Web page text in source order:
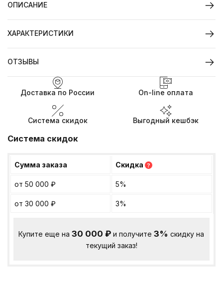
ОПИСАНИЕ
ХАРАКТЕРИСТИКИ
ОТЗЫВЫ
Доставка по России On-line оплата
Система скидок Выгодный кешбэк
Система скидок
Сумма заказа Скидка ?
от 50 000 ₽ 5%
от 30 000 ₽ 3%
Купите еще на30 000₽ и получите3% скидку на
текущий заказ!